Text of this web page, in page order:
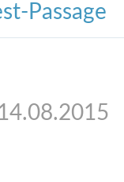
Passage